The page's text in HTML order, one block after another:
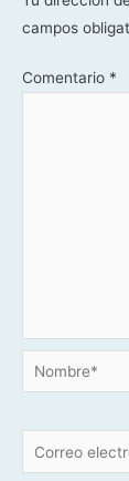
campos
Comentario *
Nombre*
Correo
electrónico*